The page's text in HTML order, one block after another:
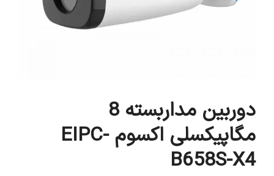
دوربین مداربسته 8
مگاپیکسلی اکسوم EIPC-
B658S-X4